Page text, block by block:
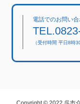
電話でのお問い
（受付時間 平日8時